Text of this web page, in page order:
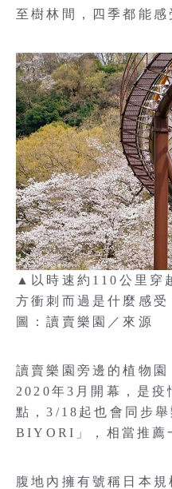
至樹林間，四季都能感
▲以時速約110公里穿
方衝刺而過是什麼感
圖：讀賣樂園／來源
讀賣樂園旁邊的植物
2020年3月開幕，是疫
點，3/18起也會同步
BIYORI」，相當推薦
腹地內擁有號稱日本